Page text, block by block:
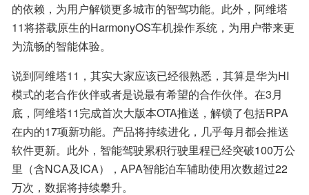
的依赖，为用户解锁更多城市的智驾功能。此外，阿维塔
11将搭载原生的HarmonyOS车机操作系统，为用户带来更
为流畅的智能体验。
说到阿维塔11，其实大家应该已经很熟悉，其算是华为HI
模式的老合作伙伴或者是说最有希望的合作伙伴。在3月
底，阿维塔11完成首次大版本OTA推送，解锁了包括RPA
在内的17项新功能。产品将持续进化，几乎每月都会推送
软件更新。此外，智能驾驶累积行驶里程已经突破100万公
里（含NCA及ICA），APA智能泊车辅助使用次数超过22
万次，数据将持续攀升。